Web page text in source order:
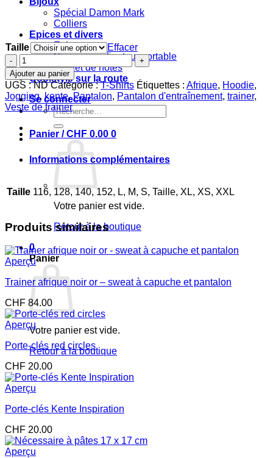
Spécial Damon Mark
Colliers
Epices et divers
Epices
Sac pour ordinateur portable
Carnet de notes
Coolstyle sur la route
Se connecter
Recherche
pour :
Panier /CHF 0.00 0
Votre panier est vide.
Retour à la boutique
0
Panier
Votre panier est vide.
Retour à la boutique
Taille
Effacer
quantité
de
T-
shirt
imprimé
Roots
bogolan
rose
Ajouter au panier
UGS :ND Catégorie :T-Shirts Étiquettes : Afrique, Hoodie,
Jogging, kente,Pantalon, Pantalon d'entraînement, trainer,
Veste de trainer
Informations complémentaires
Taille 116, 128, 140, 152, L, M, S, Taille, XL, XS, XXL
Produits similaires
Aperçu
Trainer afrique noir or – sweat à capuche et pantalon
CHF 84.00
Aperçu
Porte-clés red circles
CHF 20.00
Aperçu
Porte-clés Kente Inspiration
CHF 20.00
Aperçu